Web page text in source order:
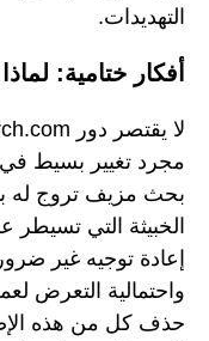
التهديدات.
أفكار ختامية:
مجرد تغيير بسيط
الخبيثة التي تسيطر
إعادة توجيه غير
واحتمالية التعرض
حذف كل من هذه